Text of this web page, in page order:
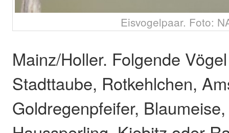
Eisvogelpaar. Foto:
Mainz/Holler. Folgende
Stadttaube, Rotkehlchen,
Goldregenpfeifer,